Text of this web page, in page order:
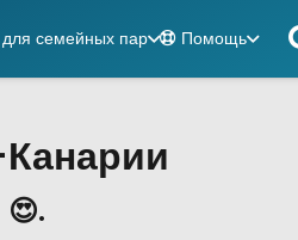
семейных пар Помощь